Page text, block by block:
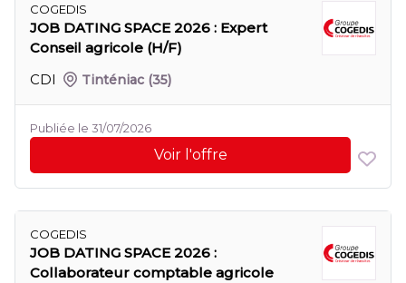
COGEDIS
JOB DATING SPACE 2026 : Expert
Conseil agricole (H/F)
CDI
Tinténiac (35)
Publiée le 31/07/2026
Voir l'offre
COGEDIS
JOB DATING SPACE 2026 :
Collaborateur comptable agricole